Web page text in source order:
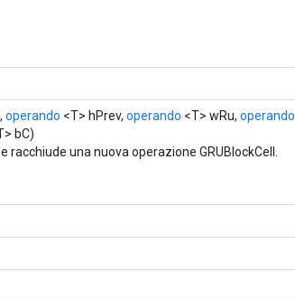
operando <T> hPrev, operando <T> wRu, operando
bC)
una nuova operazione GRUBlockCell.